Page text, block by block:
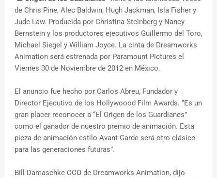
de Chris Pine, Alec Baldwin, Hugh Jackman, Isla Fisher y
Jude Law. Producida por Christina Steinberg y Nancy
Bernstein y los productores ejecutivos Guillermo del Toro,
Michael Siegel y William Joyce. La cinta de Dreamworks
Animation será estrenada por Paramount Pictures el
Viernes 30 de Noviembre de 2012 en México.
El anuncio fue hecho por Carlos Abreu, Fundador y
Director Ejecutivo de los Hollywoood Film Awards. “Es un
gran placer reconocer a “El Origen de los Guardianes”
como el ganador de nuestro premio de animación. Esta
pieza de animación estilo Avant-Garde será otro clásico
para las generaciones futuras”.
Bill Damaschke CCO de Dreamworks Animation, dijo